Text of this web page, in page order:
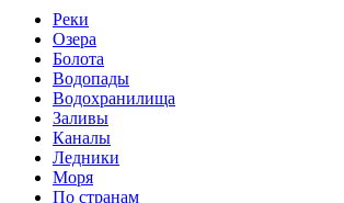
Реки
Озера
Болота
Водопады
Водохранилища
Заливы
Каналы
Ледники
Моря
По странам